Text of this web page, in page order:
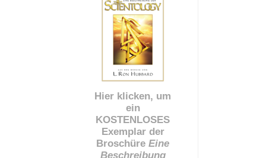
Hier klicken, um
ein
KOSTENLOSES
Exemplar der
Broschüre Eine
Beschreibung